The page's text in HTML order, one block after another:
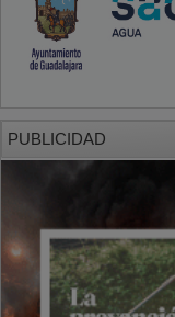
PUBLICIDAD